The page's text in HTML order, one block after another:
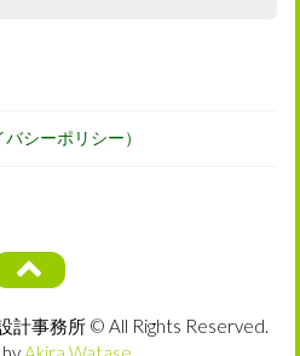
シーポリシー）
計事務所 © All Rights Reserved.